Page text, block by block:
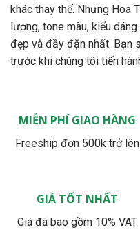
khác thay thế. Nhưng Hoa
lượng, tone màu, kiểu
đẹp và đầy đặn nhất. Bạn
trước khi chúng tôi tiến
MIỄN PHÍ GIAO HÀNG
Freeship đơn 500k trở lên
GIÁ TỐT NHẤT
Giá đã bao gồm 10% VAT